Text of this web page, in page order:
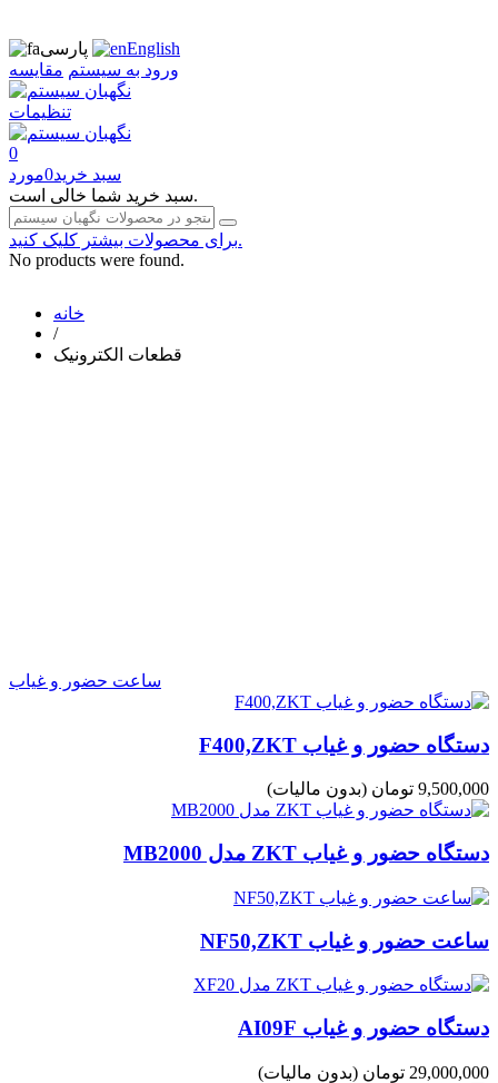
پارسی
English
ورود به سیستم مقایسه
تنظیمات
0
سبد خرید0مورد
سبد خرید شما خالی است.
برای محصولات بیشتر کلیک کنید.
No products were found.
خانه
/
قطعات الکترونیک
ساعت حضور و غیاب
دستگاه حضور و غیاب F400,ZKT
9,500,000 تومان (بدون مالیات)
دستگاه حضور و غیاب ZKT مدل MB2000
ساعت حضور و غیاب NF50,ZKT
دستگاه حضور و غیاب AI09F
29,000,000 تومان (بدون مالیات)